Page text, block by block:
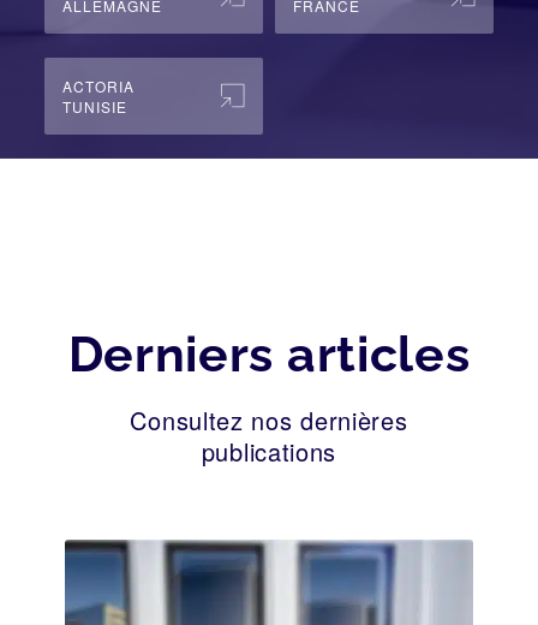
ALLEMAGNE FRANCE
ACTORIA
TUNISIE
Derniers articles
Consultez nos dernières
publications